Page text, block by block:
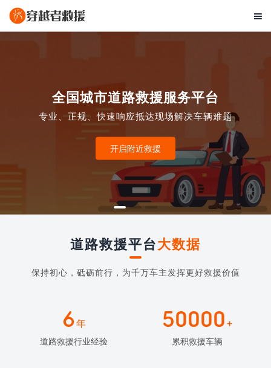

全国城市道路救援服务平台
专业、正规、快速响应抵达现场解决车辆难题
开启附近救援
道路救援平台大数据
保持初心，砥砺前行，为千万车主发挥更好救援价值
6年
道路救援行业经验
50000 +
累积救援车辆